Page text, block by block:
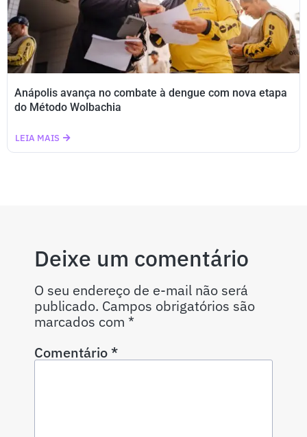
Anápolis avança no combate à dengue com nova etapa
do Método Wolbachia
LEIA MAIS
Deixe um comentário
O seu endereço de e-mail não será
publicado. Campos obrigatórios são
marcados com *
Comentário*